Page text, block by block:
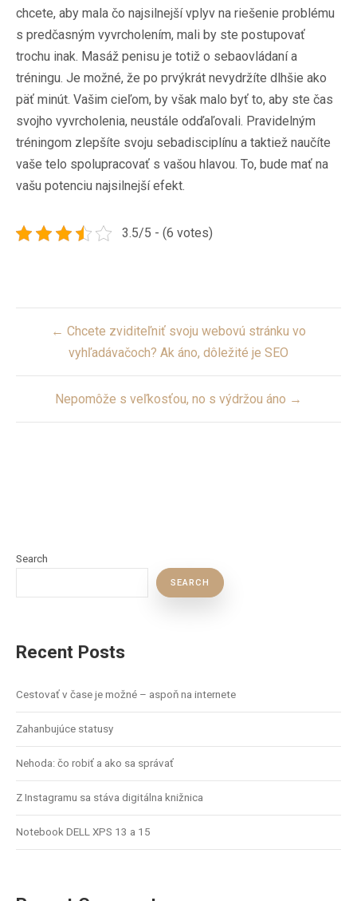
chcete, aby mala čo najsilnejší vplyv na riešenie problému
s predčasným vyvrcholením, mali by ste postupovať
trochu inak. Masáž penisu je totiž o sebaovládaní a
tréningu. Je možné, že po prvýkrát nevydržíte dlhšie ako
päť minút. Vašim cieľom, by však malo byť to, aby ste čas
svojho vyvrcholenia, neustále odďaľovali. Pravidelným
tréningom zlepšíte svoju sebadisciplínu a taktiež naučíte
vaše telo spolupracovať s vašou hlavou. To, bude mať na
vašu potenciu najsilnejší efekt.
3.5/5 - (6 votes)
navigation
← Chcete zviditeľniť svoju webovú stránku vo
vyhľadávačoch? Ak áno, dôležité je SEO
Nepomôže s veľkosťou, no s výdržou áno →
Search
SEARCH
Recent Posts
Cestovať v čase je možné – aspoň na internete
Zahanbujúce statusy
Nehoda: čo robiť a ako sa správať
Z Instagramu sa stáva digitálna knižnica
Notebook DELL XPS 13 a 15